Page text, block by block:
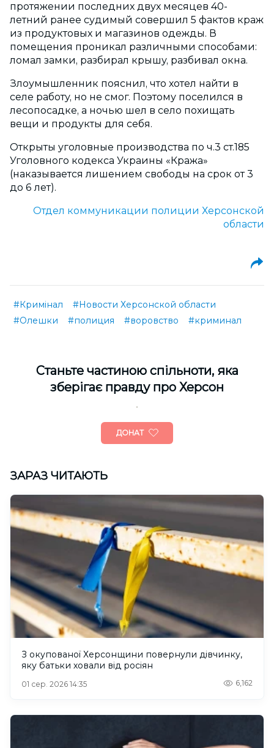
протяжении последних двух месяцев 40-
летний ранее судимый совершил 5 фактов краж
из продуктовых и магазинов одежды. В
помещения проникал различными способами:
ломал замки, разбирал крышу, разбивал окна.
Злоумышленник пояснил, что хотел найти в
селе работу, но не смог. Поэтому поселился в
лесопосадке, а ночью шел в село похищать
вещи и продукты для себя.
Открыты уголовные производства по ч.3 ст.185
Уголовного кодекса Украины «Кража»
(наказывается лишением свободы на срок от 3
до 6 лет).
Отдел коммуникации полиции Херсонской
области
#Кримінал
#Новости Херсонской области
#Олешки
#полиция #воровство #криминал
Cтаньте частиною спільноти, яка
зберігає правду про Херсон
ДОНАТ
ЗАРАЗ ЧИТАЮТЬ
З окупованої Херсонщини повернули дівчинку,
яку батьки ховали від росіян
01 сер. 2026 14:35 6,162